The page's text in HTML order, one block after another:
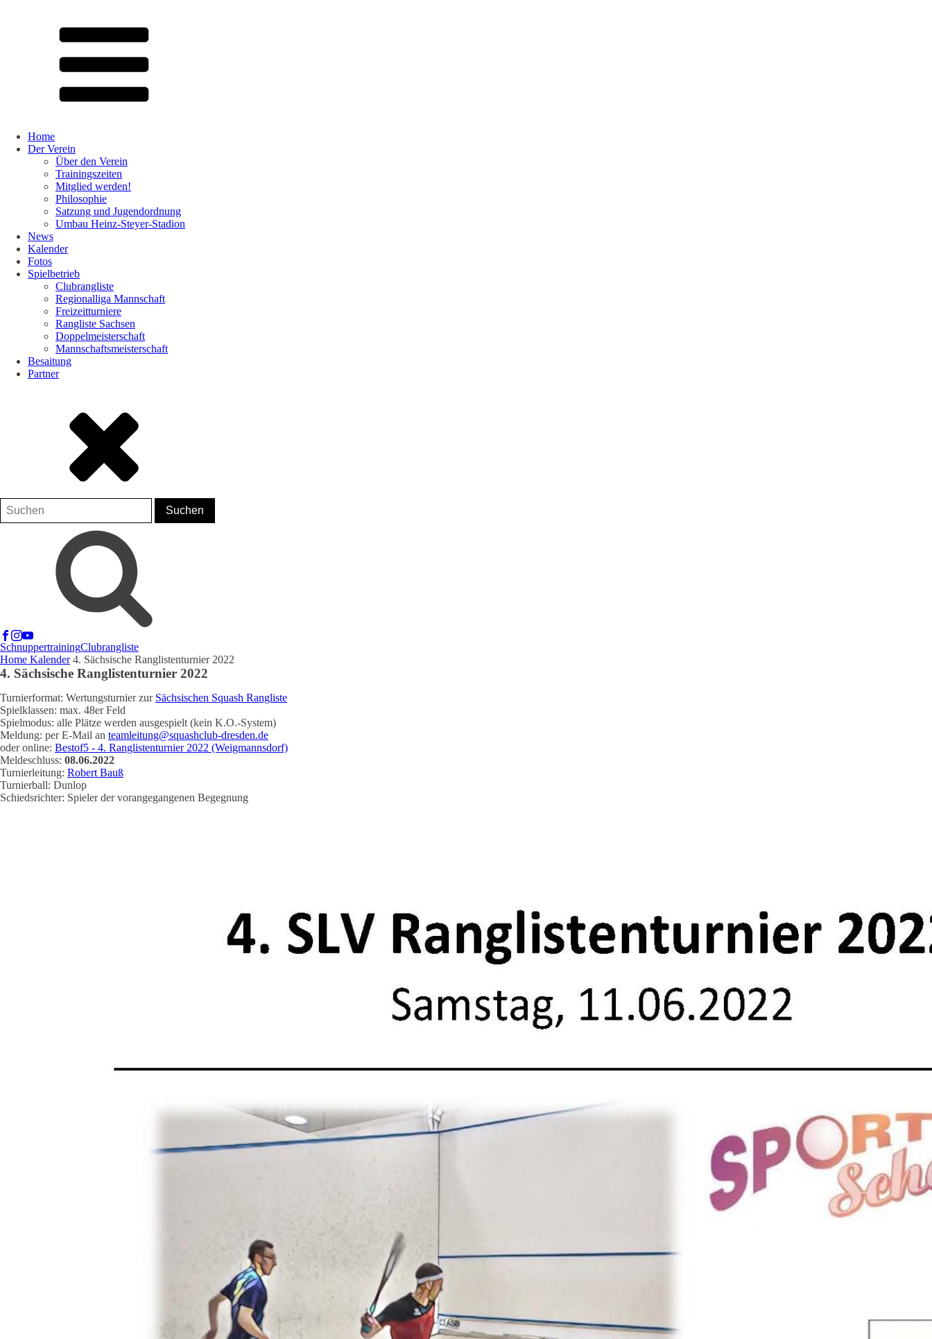
Home
Der Verein
Über den Verein
Trainingszeiten
Mitglied werden!
Philosophie
Satzung und Jugendordnung
Umbau Heinz-Steyer-Stadion
News
Kalender
Fotos
Spielbetrieb
Clubrangliste
Regionalliga Mannschaft
Freizeitturniere
Rangliste Sachsen
Doppelmeisterschaft
Mannschaftsmeisterschaft
Besaitung
Partner
SchnuppertrainingClubrangliste
Home Kalender 4. Sächsische Ranglistenturnier 2022
4. Sächsische Ranglistenturnier 2022
Turnierformat: Wertungsturnier zur Sächsischen Squash Rangliste
Spielklassen: max. 48er Feld
Spielmodus: alle Plätze werden ausgespielt (kein K.O.-System)
Meldung: per E-Mail an teamleitung@squashclub-dresden.de
oder online: Bestof5 - 4. Ranglistenturnier 2022 (Weigmannsdorf)
Meldeschluss: 08.06.2022
Turnierleitung: Robert Bauß
Turnierball: Dunlop
Schiedsrichter: Spieler der vorangegangenen Begegnung